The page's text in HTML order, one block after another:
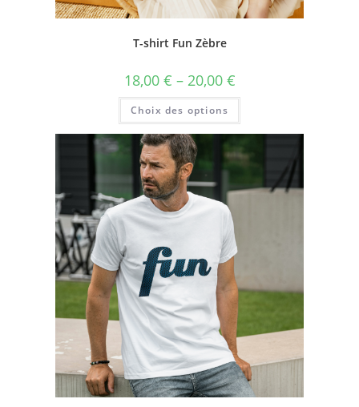
T-shirt Fun Zèbre
18,00 € – 20,00 €
Choix des options